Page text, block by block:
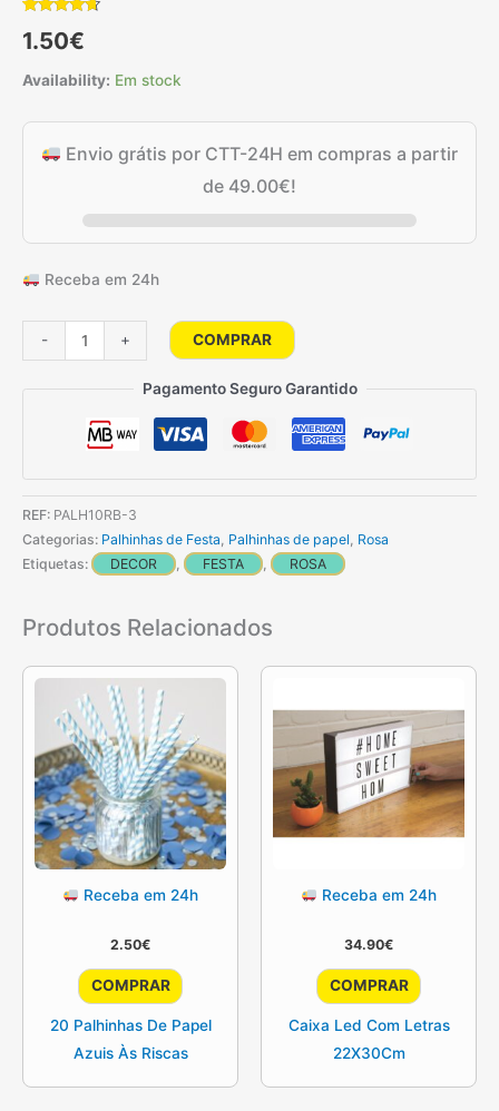
com4.50
em 5 com
classificações
1.50€
Availability: Em stock
Envio grátis por CTT-24H em compras a partir
de 49.00€!
Receba em 24h
-
Quantidade
de
Palhinhas
Rosa
+ COMPRAR
Pagamento Seguro Garantido
REF: PALH10RB-3
Categorias: Palhinhas de Festa Palhinhas de papel Rosa
Etiquetas:
DECOR FESTA ROSA
Produtos Relacionados
Receba em 24h
2.50€
COMPRAR
20 Palhinhas De Papel
Azuis Às Riscas
Receba em 24h
34.90€
COMPRAR
Caixa Led Com Letras
22X30Cm